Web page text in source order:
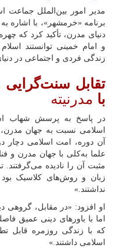
مدیر امور بین‌الملل جماعت
برنامه «خرمشهر»، با اشاره
دنیای مدرن، تأکید کرد که
و امام خمینی توانستند
زندگی فردی و اجتماعی در
تقابل سنت‌گرایی
با مدرنیته
در پاسخ به پرسش شهاب
اسلامی نسبت به جهان
آن دوره، امت اسلامی دچار
علما به‌کلی با جهان مدرن و
مثبت آن را نادیده
زبان و روش‌های کلاسیک
نداشتند.»
او افزود: «در مقابل، گروهی
اما با باورهای دینی عمیق
که با زندگی روزمره قابل
اسلامی داشتند.»